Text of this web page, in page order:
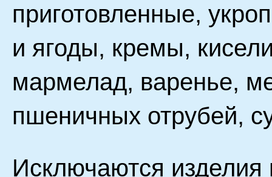
приготовленные,
и ягоды, кремы,
мармелад, варенье,
пшеничных отрубей,
Исключаются изделия